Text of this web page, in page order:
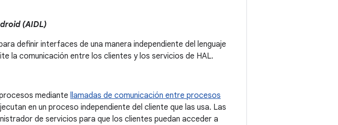
(AIDL)
definir interfaces de una manera independiente del lenguaje
la comunicación entre los clientes y los servicios de HAL.
mediante llamadas de comunicación entre procesos
en un proceso independiente del cliente que las usa. Las
de servicios para que los clientes puedan acceder a